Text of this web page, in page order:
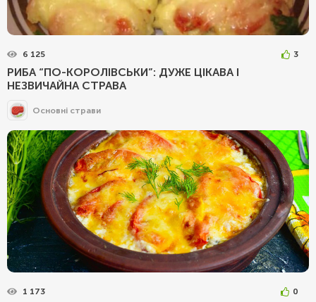
6 125 3
РИБА “ПО-КОРОЛІВСЬКИ”: ДУЖЕ ЦІКАВА І
НЕЗВИЧАЙНА СТРАВА
Основні страви
1 173 0